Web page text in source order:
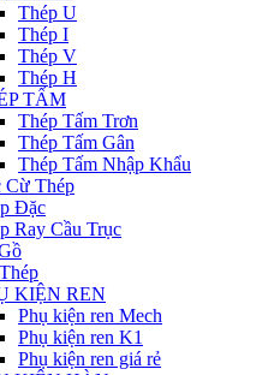
Thép U
Thép I
Thép V
Thép H
TẤM
Thép Tấm Trơn
Thép Tấm Gân
Thép Tấm Nhập Khẩu
Cừ Thép
Đặc
Ray Cầu Trục
KIỆN REN
Phụ kiện ren Mech
Phụ kiện ren K1
Phụ kiện ren giá rẻ